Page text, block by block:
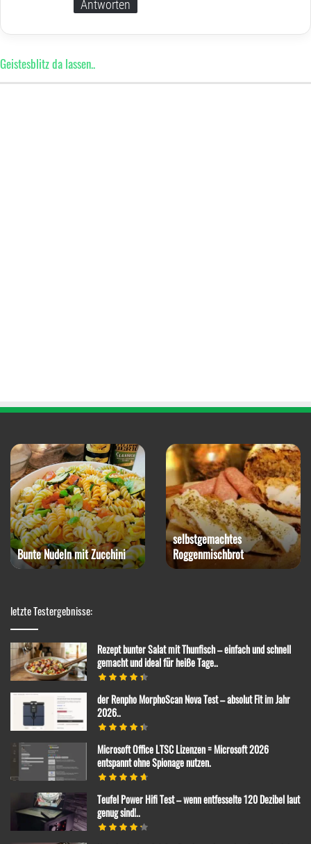
Antworten
Geistesblitz da lassen..
Rotkohl-Steak mit
Blumenkohlpüree
Paprika-Snack
letzte Testergebnisse:
Rezept bunter Salat mit Thunfisch – einfach und schnell
gemacht und ideal für heiße Tage..
der Renpho MorphoScan Nova Test – absolut Fit im Jahr
2026..
Microsoft Office LTSC Lizenzen = Microsoft 2026
entspannt ohne Spionage nutzen.
Teufel Power Hifi Test – wenn entfesselte 120 Dezibel laut
genug sind!..